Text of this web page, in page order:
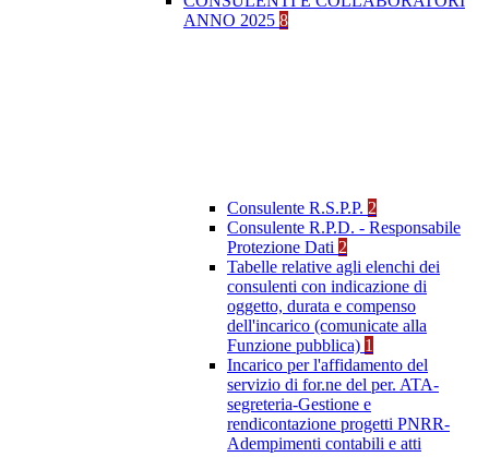
ANNO 2025 8
Consulente R.S.P.P. 2
Consulente R.P.D. - Responsabile
Protezione Dati 2
Tabelle relative agli elenchi dei
consulenti con indicazione di
oggetto, durata e compenso
dell'incarico (comunicate alla
Funzione pubblica) 1
Incarico per l'affidamento del
servizio di for.ne del per. ATA-
segreteria-Gestione e
rendicontazione progetti PNRR-
Adempimenti contabili e atti